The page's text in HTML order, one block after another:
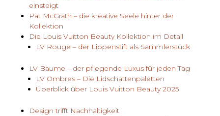
einsteigt
Pat McGrath – die kreative Seele hinter der
Kollektion
Die Louis Vuitton Beauty Kollektion im Detail
LV Rouge – der Lippenstift als Sammlerstück
LV Baume – der pflegende Luxus für jeden Tag
LV Ombres – Die Lidschattenpaletten
Überblick über Louis Vuitton Beauty 2025
Design trifft Nachhaltigkeit